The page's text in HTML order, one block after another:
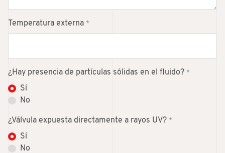
Temperatura externa *
¿Hay presencia de partículas sólidas en el fluido? *
Sí
No
¿Válvula expuesta directamente a rayos UV? *
Sí
No